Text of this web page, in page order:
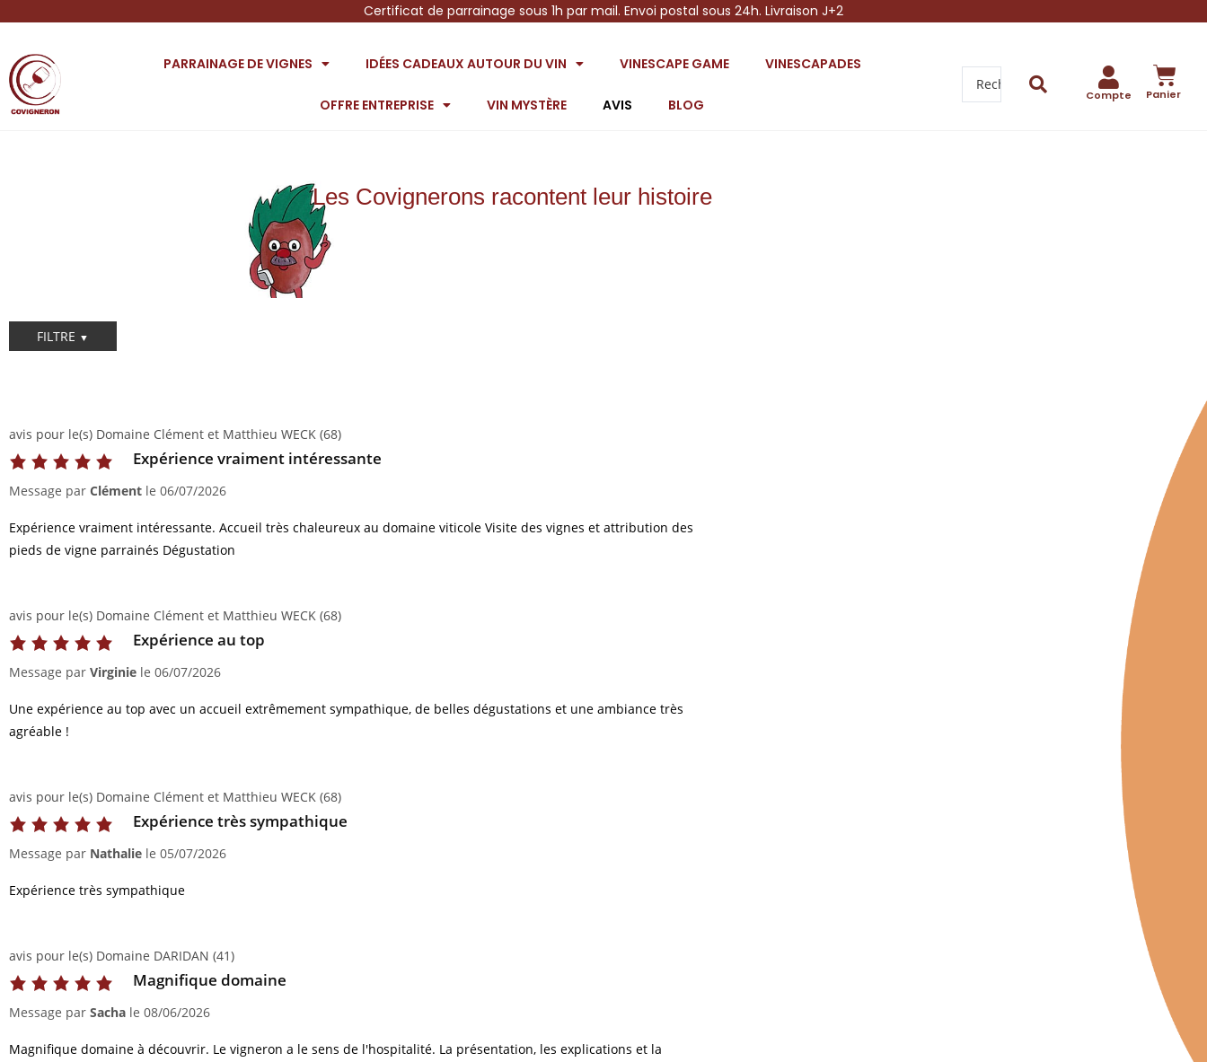
Certificat de parrainage sous 1h par mail. Envoi postal sous 24h. Livraison J+2
PARRAINAGE DE VIGNES IDÉES CADEAUX AUTOUR DU VIN VINESCAPE GAME VINESCAPADES
OFFRE ENTREPRISE VIN MYSTÈRE AVIS BLOG
Compte Panier
Les Covignerons racontent leur histoire
FILTRE
avis pour le(s) Domaine Clément et Matthieu WECK (68)
Expérience vraiment intéressante
Message par Clément le 06/07/2026
Expérience vraiment intéressante. Accueil très chaleureux au domaine viticole Visite des vignes et attribution des
pieds de vigne parrainés Dégustation
avis pour le(s) Domaine Clément et Matthieu WECK (68)
Expérience au top
Message par Virginie le 06/07/2026
Une expérience au top avec un accueil extrêmement sympathique, de belles dégustations et une ambiance très
agréable !
avis pour le(s) Domaine Clément et Matthieu WECK (68)
Expérience très sympathique
Message par Nathalie le 05/07/2026
Expérience très sympathique
avis pour le(s) Domaine DARIDAN (41)
Magnifique domaine
Message par Sacha le 08/06/2026
Magnifique domaine à découvrir. Le vigneron a le sens de l'hospitalité. La présentation, les explications et la